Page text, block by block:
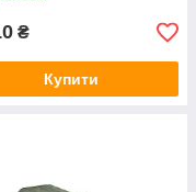
₴
Купити